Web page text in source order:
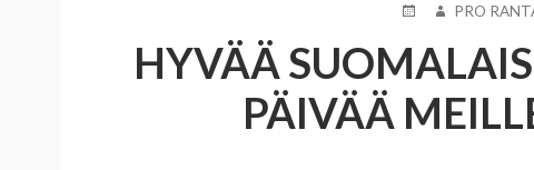
JULKAISTU
KIRJOITTAJA
PRO
HYVÄÄ
PÄIVÄÄ